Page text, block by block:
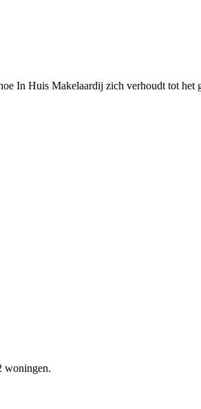
In Huis Makelaardij zich verhoudt tot het
woningen.